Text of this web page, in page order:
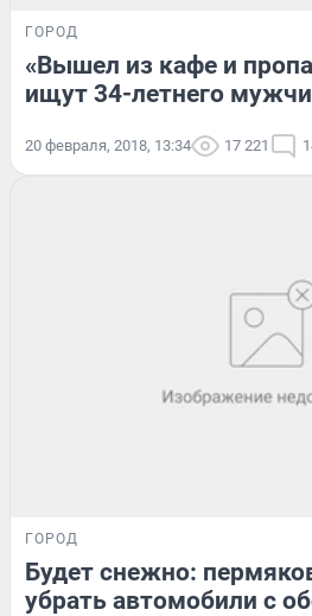
ГОРОД
«Вышел из кафе и
ищут 34-летнего
20 февраля, 2018, 13:34 17 221
ГОРОД
Будет снежно:
убрать автомобили с